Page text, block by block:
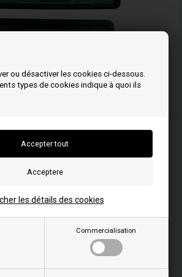
ou désactiver les cookies ci-dessous.
types de cookies indique à quoi ils
Commercialisation
les détails des cookies
/ Afficheur MCZ